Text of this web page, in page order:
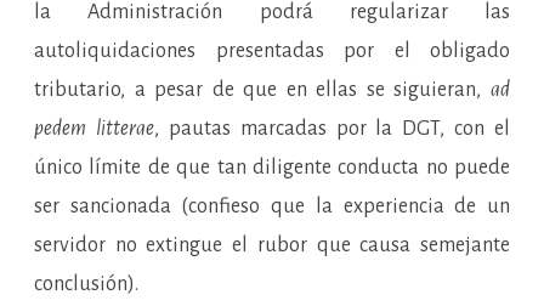
la Administración podrá regularizar las
autoliquidaciones presentadas por el obligado
tributario, a pesar de que en ellas se siguieran, ad
pedem litterae, pautas marcadas por la DGT, con el
único límite de que tan diligente conducta no puede
ser sancionada (confieso que la experiencia de un
servidor no extingue el rubor que causa semejante
conclusión).